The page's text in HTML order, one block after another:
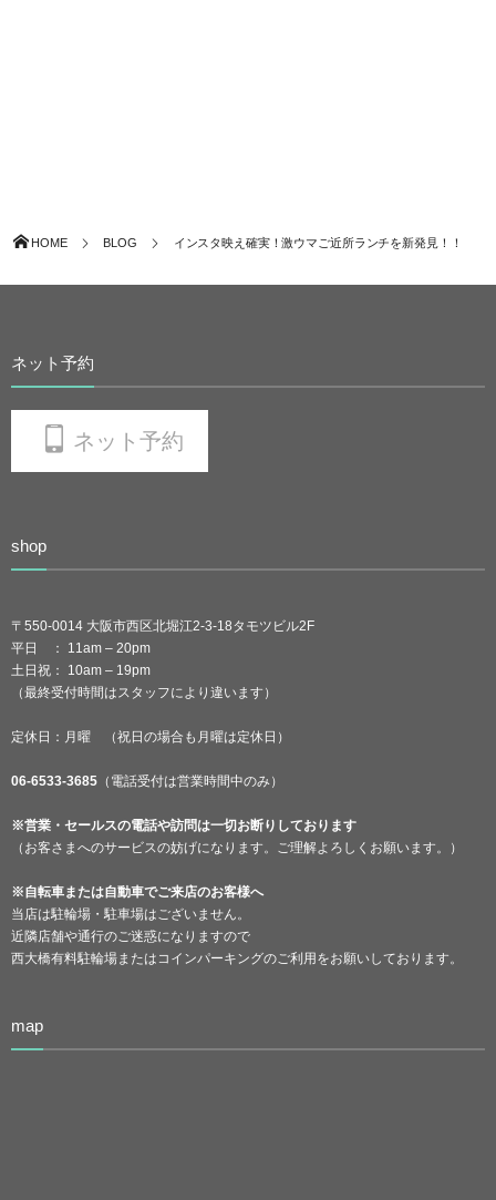
HOME BLOG インスタ映え確実！激ウマご近所ランチを新発見！！
ネット予約
ネット予約
shop
〒550-0014 大阪市西区北堀江2-3-18タモツビル2F
平日 ： 11am – 20pm
土日祝： 10am – 19pm
（最終受付時間はスタッフにより違います）
定休日：月曜 （祝日の場合も月曜は定休日）
06-6533-3685 （電話受付は営業時間中のみ）
※営業・セールスの電話や訪問は一切お断りしております
（お客さまへのサービスの妨げになります。ご理解よろしくお願います。）
※自転車または自動車でご来店のお客様へ
当店は駐輪場・駐車場はございません。
近隣店舗や通行のご迷惑になりますので
西大橋有料駐輪場またはコインパーキングのご利用をお願いしております。
map